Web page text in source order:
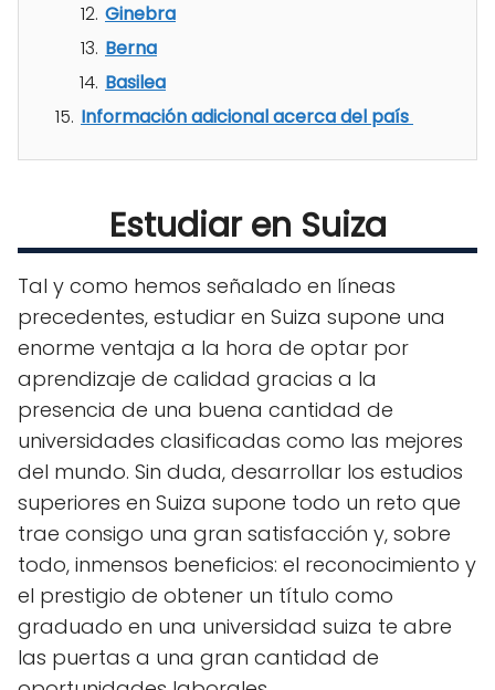
Ginebra
Berna
Basilea
Información adicional acerca del país
Estudiar en Suiza
Tal y como hemos señalado en líneas
precedentes, estudiar en Suiza supone una
enorme ventaja a la hora de optar por
aprendizaje de calidad gracias a la
presencia de una buena cantidad de
universidades clasificadas como las mejores
del mundo. Sin duda, desarrollar los estudios
superiores en Suiza supone todo un reto que
trae consigo una gran satisfacción y, sobre
todo, inmensos beneficios: el reconocimiento y
el prestigio de obtener un título como
graduado en una universidad suiza te abre
las puertas a una gran cantidad de